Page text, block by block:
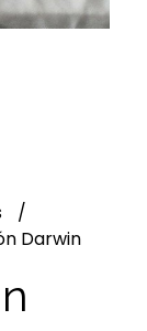
Darwin